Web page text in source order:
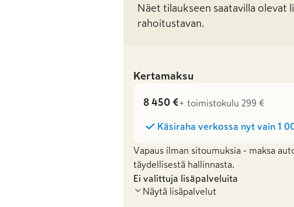
Näet tilaukseen saatavilla olevat
rahoitustavan.
Kertamaksu
8 450 €+ toimistokulu 299 €
Käsiraha verkossa nyt vain 1
Vapaus ilman sitoumuksia - maksa
täydellisestä hallinnasta.
Ei valittuja lisäpalveluita
Näytä lisäpalvelut